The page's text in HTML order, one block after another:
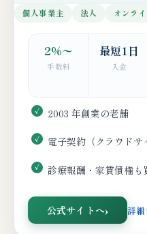
個人事業主 法人 オンラ
2%〜
手数料
最短1日
入金
2003 年創業の老舗
電子契約（クラウドサ
診療報酬・家賃債権も
公式サイトへ 詳